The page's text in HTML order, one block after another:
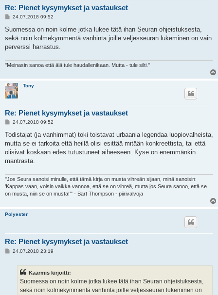
Re: Pienet kysymykset ja vastaukset
V
e
t
i
24.07.2018 09:52
Suomessa on noin kolme jotka lukee tätä ihan Seuran ohjeistuksesta,
sekä noin kolmekymmentä vanhinta joille veljesseuran lukeminen on vain
perverssi harrastus.
"Meinasin sanoa että älä tule haudallenikaan. Mutta - tule silti."
Tony
Re: Pienet kysymykset ja vastaukset
V
e
t
i
24.07.2018 09:52
Todistajat (ja vanhimmat) toki toistavat urbaania legendaa luopiovalheista,
mutta se ei tarkoita että heillä olisi esittää mitään konkreettista, tai että
olisivat koskaan edes tutustuneet aiheeseen. Kyse on enemmänkin
mantrasta.
"Jos Seura sanoisi minulle, että tämä kirja on musta vihreän sijaan, minä sanoisin:
'Kappas vaan, voisin vaikka vannoa, että se on vihreä, mutta jos Seura sanoo, että se
on musta, niin se on musta!'" - Bart Thompson - piirivalvoja
Polyester
Re: Pienet kysymykset ja vastaukset
V24.07.2018 23:19
Kaarmis kirjoitti:
Suomessa on noin kolme jotka lukee tätä ihan Seuran ohjeistuksesta,
sekä noin kolmekymmentä vanhinta joille veljesseuran lukeminen on